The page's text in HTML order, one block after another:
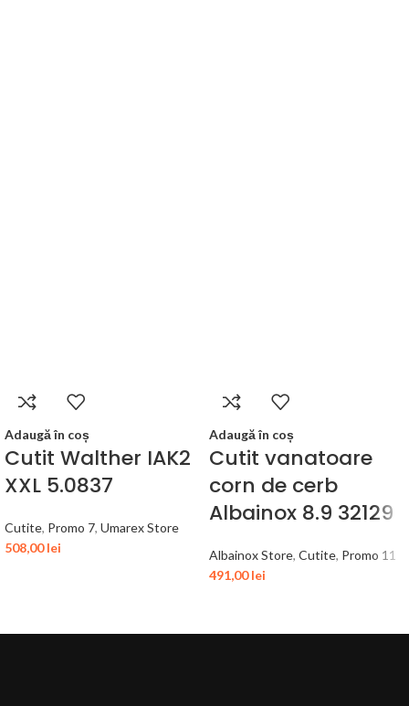
Adaugă în coș
Cutit Walther IAK2
XXL 5.0837
Cutite, Promo 7, Umarex Store
508,00lei
Adaugă în coș
Cutit vanatoare
corn de cerb
Albainox 8.9 32129
Albainox Store, Cutite, Promo 11
491,00lei